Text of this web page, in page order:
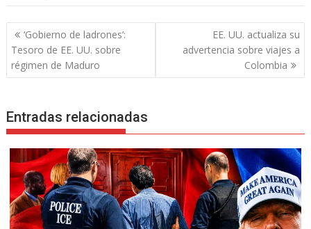
Navegación
de
entradas
‘Gobierno de ladrones’:
Tesoro de EE. UU. sobre
régimen de Maduro
EE. UU. actualiza su
advertencia sobre viajes a
Colombia
Entradas relacionadas